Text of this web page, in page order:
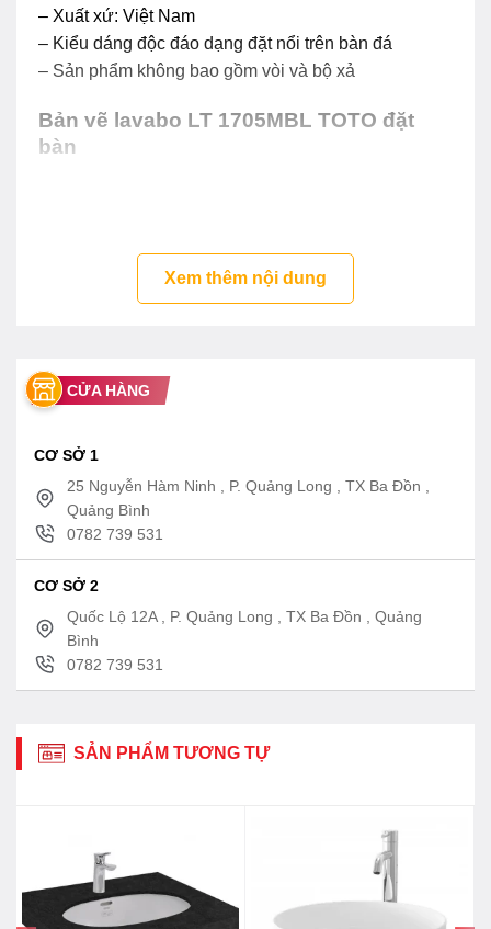
– Xuất xứ: Việt Nam
– Kiểu dáng độc đáo dạng đặt nổi trên bàn đá
– Sản phẩm không bao gồm vòi và bộ xả
Bản vẽ lavabo LT 1705MBL TOTO đặt
bàn
Xem thêm nội dung
CỬA HÀNG
CƠ SỞ 1
25 Nguyễn Hàm Ninh , P. Quảng Long , TX Ba Đồn ,
Quảng Bình
0782 739 531
CƠ SỞ 2
Quốc Lộ 12A , P. Quảng Long , TX Ba Đồn , Quảng
Bình
0782 739 531
SẢN PHẨM TƯƠNG TỰ